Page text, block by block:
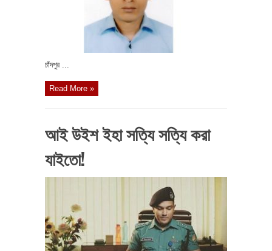
চাঁদপুর ...
Read More »
আই উইশ ইহা সত্যি সত্যি করা
যাইতো!